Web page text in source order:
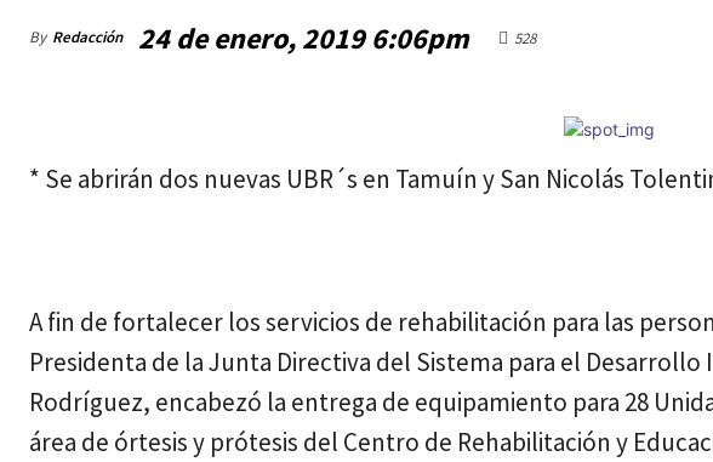
By Redacción 24 de enero, 2019 6:06pm 528
* Se abrirán dos nuevas UBR´s en Tamuín y San Nicolás
A fin de fortalecer los servicios de rehabilitación para las
Presidenta de la Junta Directiva del Sistema para el Desarrollo
Rodríguez, encabezó la entrega de equipamiento para 28
área de órtesis y prótesis del Centro de Rehabilitación y